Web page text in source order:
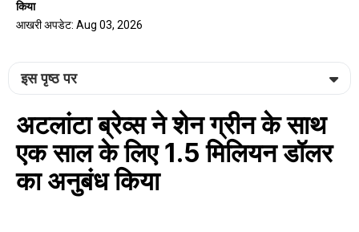
किया
आखरी अपडेट: Aug 03, 2026
इस पृष्ठ पर
अटलांटा ब्रेव्स ने शेन ग्रीन के साथ
एक साल के लिए 1.5 मिलियन डॉलर
का अनुबंध किया